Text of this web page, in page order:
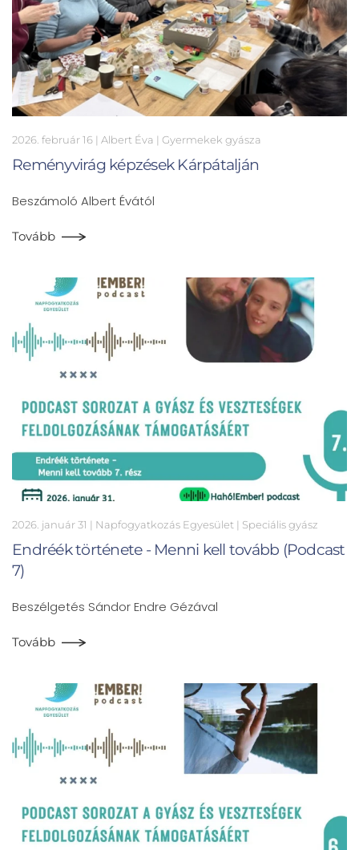
2026. február 16 | Albert Éva | Gyermekek gyásza
Reményvirág képzések Kárpátalján
Beszámoló Albert Évától
Tovább
2026. január 31 | Napfogyatkozás Egyesület | Speciális gyász
Endréék története - Menni kell tovább (Podcast
7)
Beszélgetés Sándor Endre Gézával
Tovább